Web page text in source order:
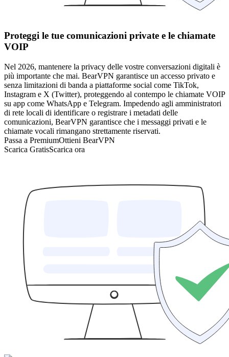
Proteggi le tue comunicazioni private e le chiamate
VOIP
Nel 2026, mantenere la privacy delle vostre conversazioni digitali è
più importante che mai. BearVPN garantisce un accesso privato e
senza limitazioni di banda a piattaforme social come TikTok,
Instagram e X (Twitter), proteggendo al contempo le chiamate VOIP
su app come WhatsApp e Telegram. Impedendo agli amministratori
di rete locali di identificare o registrare i metadati delle
comunicazioni, BearVPN garantisce che i messaggi privati e le
chiamate vocali rimangano strettamente riservati.
Passa a PremiumOttieni BearVPN
Scarica GratisScarica ora